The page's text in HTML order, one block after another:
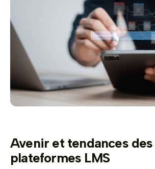
Avenir et tendances des
plateformes LMS